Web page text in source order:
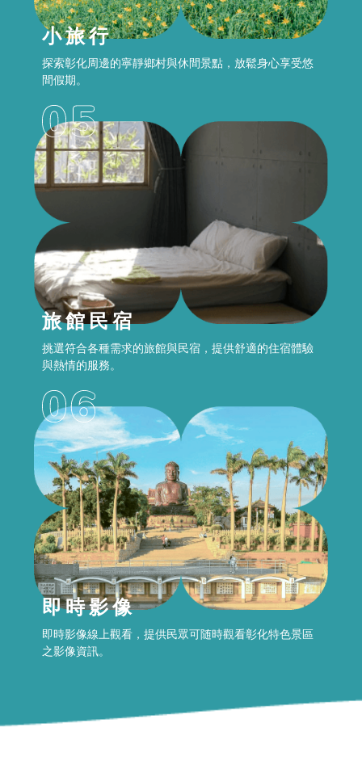
小旅行
探索彰化周邊的寧靜鄉村與休間景點，放鬆身心享受悠
間假期。
旅館民宿
挑選符合各種需求的旅館與民宿，提供舒適的住宿體驗
與熱情的服務。
即時影像
即時影像線上觀看，提供民眾可随時觀看彰化特色景區
之影像資訊。